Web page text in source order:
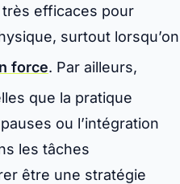
efficaces pour
surtout lorsqu’on
force. Par ailleurs,
que la pratique
ou l’intégration
les tâches
être une stratégie